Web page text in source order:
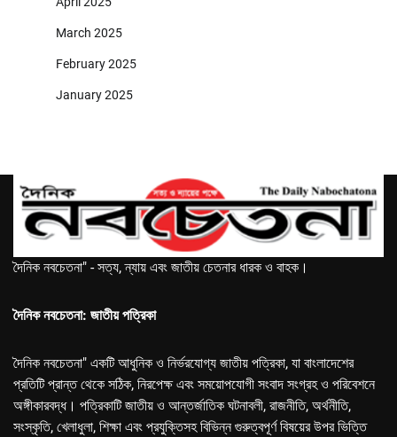
March 2025
February 2025
January 2025
দৈনিক নবচেতনা" - সত্য, ন্যায় এবং জাতীয় চেতনার ধারক ও বাহক।
দৈনিক নবচেতনা: জাতীয় পত্রিকা
দৈনিক নবচেতনা" একটি আধুনিক ও নির্ভরযোগ্য জাতীয় পত্রিকা, যা বাংলাদেশের
প্রতিটি প্রান্ত থেকে সঠিক, নিরপেক্ষ এবং সময়োপযোগী সংবাদ সংগ্রহ ও পরিবেশনে
অঙ্গীকারবদ্ধ। পত্রিকাটি জাতীয় ও আন্তর্জাতিক ঘটনাবলী, রাজনীতি, অর্থনীতি,
সংস্কৃতি, খেলাধুলা, শিক্ষা এবং প্রযুক্তিসহ বিভিন্ন গুরুত্বপূর্ণ বিষয়ের উপর ভিত্তি